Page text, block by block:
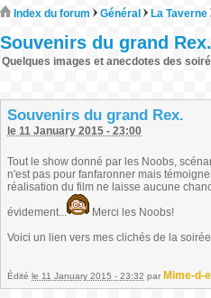
Index du forum Général La Taverne
Souvenirs du grand Rex.
Quelques images et anecdotes des
Souvenirs du grand Rex.
le 11 January 2015 - 23:00
Tout le show donné par les Noobs,
n'est pas pour fanfaronner mais
réalisation du film ne laisse aucune
évidement...
Merci les Noobs!
Voici un lien vers mes clichés de la
Édité le 11 January 2015 - 23:32 par Mime-d-